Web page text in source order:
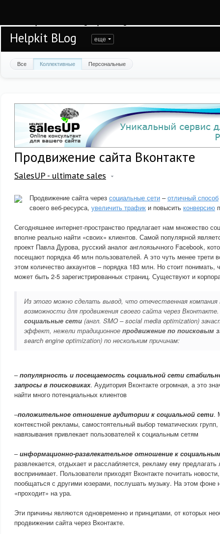
Helpkit BLog еще
Все Коллективные Персональные
Продвижение сайта Вконтакте
SalesUP - ultimate sales
Продвижение сайта через социальные сети –отличный способ
своего веб-ресурса, увеличить трафик и повысить конверсию
Сегодняшнее интернет-пространство предлагает нам множество
вполне реально найти «своих» клиентов. Самой популярной
проект Павла Дурова, русский аналог англоязычного Facebook,
посещают порядка 46 млн пользователей. А это чуть менее трети
этом количество аккаунтов – порядка 183 млн. Но стоит понимать,
может быть 2-5 зарегистрированных страниц. Существуют и
Из этого можно сделать вывод, что отечественная
возможности для продвижения своего сайта через
социальные сети (англ. SMO – social media optimization)
эффект, нежели традиционное продвижение по поисковым
search engine optimization) по нескольким причинам:
–популярность и посещаемость социальной сети
запросы в поисковиках. Аудитория Вконтакте огромная, а это
найти много потенциальных клиентов
–положительное отношение аудитории к социальной сети.
контекстной рекламы, самостоятельный выбор тематических групп,
навязывания привлекает пользователей к социальным сетям
–информационно-развлекательное отношение к
развлекается, отдыхает и расслабляется, рекламу ему предлагать
воспринимает. Пользователи приходят Вконтакте почитать
пообщаться с другими юзерами, послушать музыку. На этом фоне
«проходит» на ура.
Эти причины являются одновременно и принципами, от которых
продвижении сайта через Вконтакте.